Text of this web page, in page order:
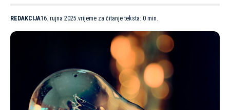
REDAKCIJA16. rujna 2025.vrijeme za čitanje teksta: 0 min.